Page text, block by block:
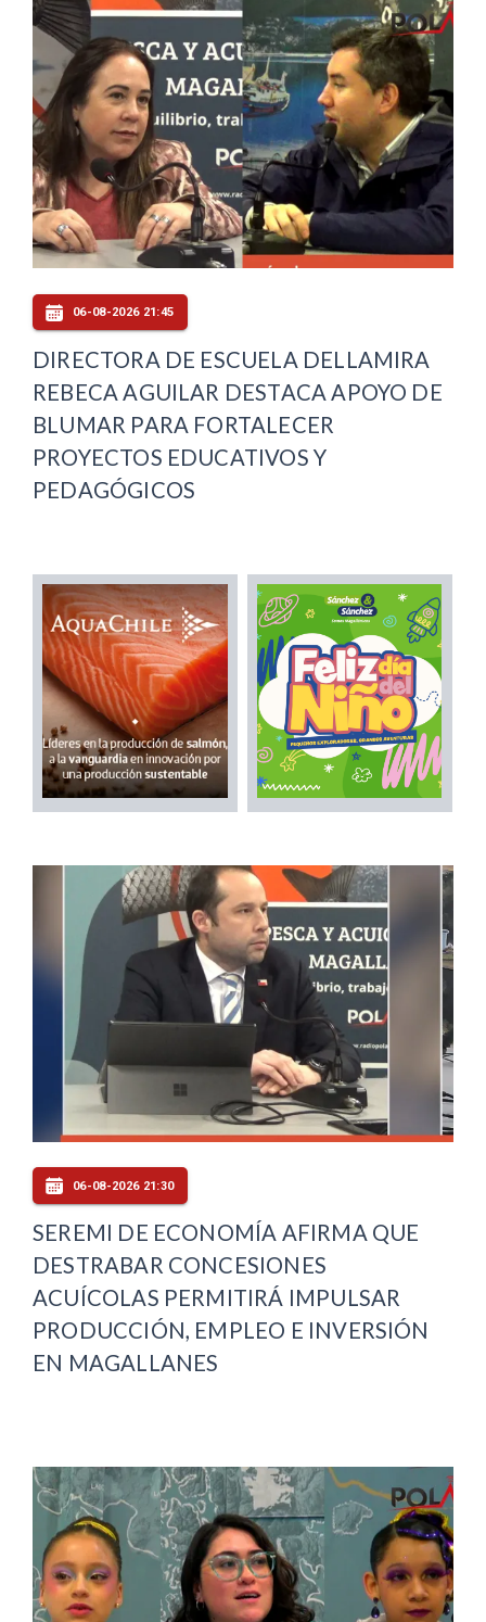
06-08-2026 21:45
DIRECTORA DE ESCUELA DELLAMIRA
REBECA AGUILAR DESTACA APOYO DE
BLUMAR PARA FORTALECER
PROYECTOS EDUCATIVOS Y
PEDAGÓGICOS
06-08-2026 21:30
SEREMI DE ECONOMÍA AFIRMA QUE
DESTRABAR CONCESIONES
ACUÍCOLAS PERMITIRÁ IMPULSAR
PRODUCCIÓN, EMPLEO E INVERSIÓN
EN MAGALLANES